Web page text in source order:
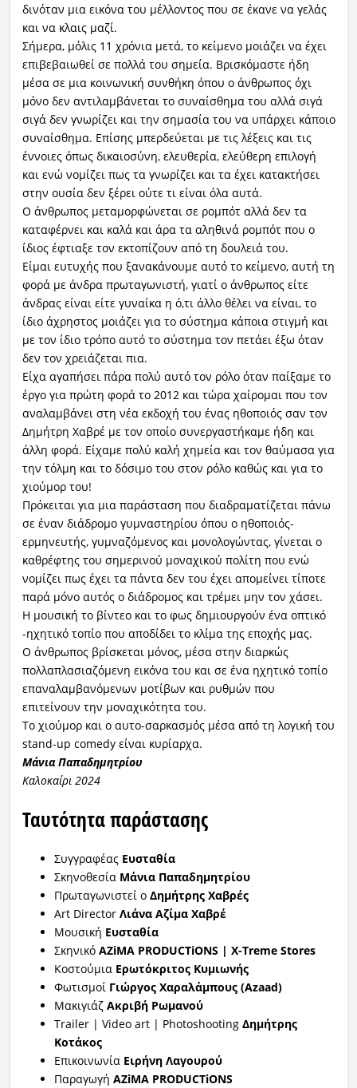
δινόταν μια εικόνα του μέλλοντος που σε έκανε να γελάς
και να κλαις μαζί.
Σήμερα, μόλις 11 χρόνια μετά, το κείμενο μοιάζει να έχει
επιβεβαιωθεί σε πολλά του σημεία. Βρισκόμαστε ήδη
μέσα σε μια κοινωνική συνθήκη όπου ο άνθρωπος όχι
μόνο δεν αντιλαμβάνεται το συναίσθημα του αλλά σιγά
σιγά δεν γνωρίζει και την σημασία του να υπάρχει κάποιο
συναίσθημα. Επίσης μπερδεύεται με τις λέξεις και τις
έννοιες όπως δικαιοσύνη, ελευθερία, ελεύθερη επιλογή
και ενώ νομίζει πως τα γνωρίζει και τα έχει κατακτήσει
στην ουσία δεν ξέρει ούτε τι είναι όλα αυτά.
Ο άνθρωπος μεταμορφώνεται σε ρομπότ αλλά δεν τα
καταφέρνει και καλά και άρα τα αληθινά ρομπότ που ο
ίδιος έφτιαξε τον εκτοπίζουν από τη δουλειά του.
Είμαι ευτυχής που ξανακάνουμε αυτό το κείμενο, αυτή τη
φορά με άνδρα πρωταγωνιστή, γιατί ο άνθρωπος είτε
άνδρας είναι είτε γυναίκα η ό,τι άλλο θέλει να είναι, το
ίδιο άχρηστος μοιάζει για το σύστημα κάποια στιγμή και
με τον ίδιο τρόπο αυτό το σύστημα τον πετάει έξω όταν
δεν τον χρειάζεται πια.
Είχα αγαπήσει πάρα πολύ αυτό τον ρόλο όταν παίξαμε το
έργο για πρώτη φορά το 2012 και τώρα χαίρομαι που τον
αναλαμβάνει στη νέα εκδοχή του ένας ηθοποιός σαν τον
Δημήτρη Χαβρέ με τον οποίο συνεργαστήκαμε ήδη και
άλλη φορά. Είχαμε πολύ καλή χημεία και τον θαύμασα για
την τόλμη και το δόσιμο του στον ρόλο καθώς και για το
χιούμορ του!
Πρόκειται για μια παράσταση που διαδραματίζεται πάνω
σε έναν διάδρομο γυμναστηρίου όπου ο ηθοποιός-
ερμηνευτής, γυμναζόμενος και μονολογώντας, γίνεται ο
καθρέφτης του σημερινού μοναχικού πολίτη που ενώ
νομίζει πως έχει τα πάντα δεν του έχει απομείνει τίποτε
παρά μόνο αυτός ο διάδρομος και τρέμει μην τον χάσει.
Η μουσική το βίντεο και το φως δημιουργούν ένα οπτικό
-ηχητικό τοπίο που αποδίδει το κλίμα της εποχής μας.
Ο άνθρωπος βρίσκεται μόνος, μέσα στην διαρκώς
πολλαπλασιαζόμενη εικόνα του και σε ένα ηχητικό τοπίο
επαναλαμβανόμενων μοτίβων και ρυθμών που
επιτείνουν την μοναχικότητα του.
Το χιούμορ και ο αυτο-σαρκασμός μέσα από τη λογική του
stand-up comedy είναι κυρίαρχα.
Μάνια Παπαδημητρίου
Καλοκαίρι 2024
Ταυτότητα παράστασης
Συγγραφέας Ευσταθία
ΣκηνοθεσίαΜάνια Παπαδημητρίου
Πρωταγωνιστεί οΔημήτρης Χαβρές
Art DirectorΛιάνα Αζίμα Χαβρέ
Μουσική Ευσταθία
ΣκηνικόAZiMA PRODUCTiONS | X-Treme Stores
ΚοστούμιαΕρωτόκριτος Κυμιωνής
ΦωτισμοίΓιώργος Χαραλάμπους (Azaad)
ΜακιγιάζΑκριβή Ρωμανού
Trailer | Video art | PhotoshootingΔημήτρης
Κοτάκος
ΕπικοινωνίαΕιρήνη Λαγουρού
Παραγωγή AZiMA PRODUCTiONS